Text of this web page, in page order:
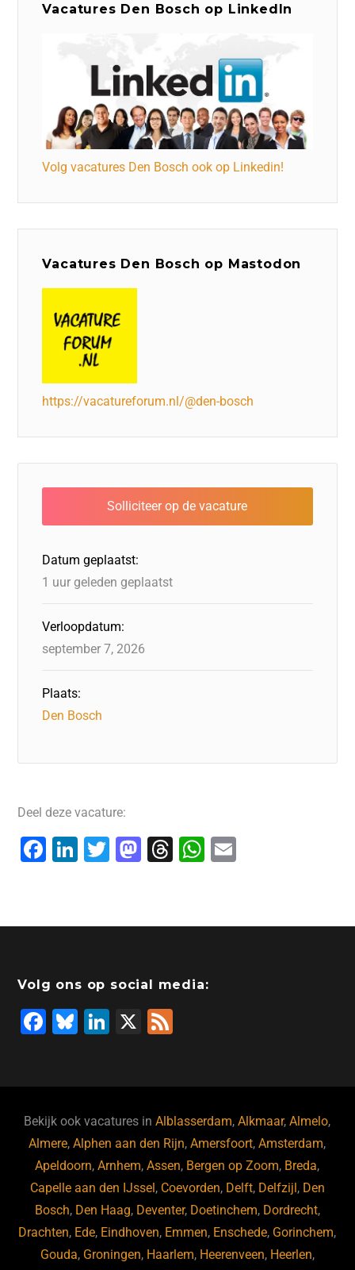
Vacatures Den Bosch op LinkedIn
Volg vacatures Den Bosch ook op Linkedin!
Vacatures Den Bosch op Mastodon
https://vacatureforum.nl/@den-bosch
Datum geplaatst:
1 uur geleden geplaatst
Verloopdatum:
september 7, 2026
Plaats:
Den Bosch
Deel deze vacature:
F
e
o
o
k
Li
e
n
T
er
M
o
o
n
T
a
s
W
s
p
l
Volg ons op social media:
F
b
o
o
k
Bl
ky
Li
dI
n
X
Bekijk ook vacatures inAlblasserdam,Alkmaar,Almelo,
Almere,Alphen aan den Rijn,Amersfoort,Amsterdam,
Apeldoorn,Arnhem,Assen, Bergen op Zoom, Breda,
Capelle aan den IJssel, Coevorden, Delft, Delfzijl, Den
Bosch, Den Haag, Deventer, Doetinchem, Dordrecht,
Drachten, Ede, Eindhoven, Emmen, Enschede, Gorinchem,
Gouda, Groningen, Haarlem, Heerenveen, Heerlen,